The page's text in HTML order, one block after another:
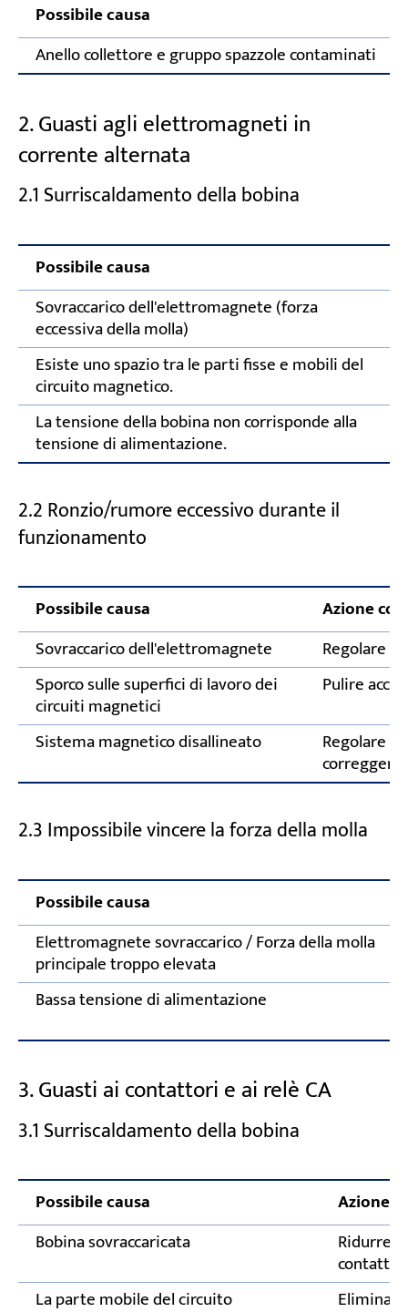
Possibile causa
Anello collettore e gruppo spazzole contaminati
2. Guasti agli elettromagneti in
corrente alternata
2.1 Surriscaldamento della bobina
Possibile causa
Sovraccarico dell'elettromagnete (forza
eccessiva della molla)
Esiste uno spazio tra le parti fisse e mobili del
circuito magnetico.
La tensione della bobina non corrisponde alla
tensione di alimentazione.
2.2 Ronzio/rumore eccessivo durante il
funzionamento
Possibile causa
Azione
Sovraccarico dell'elettromagnete
Regolare
Sporco sulle superfici di lavoro dei
circuiti magnetici
Pulire
Sistema magnetico disallineato Regolare i
2.3 Impossibile vincere la forza della molla
Possibile causa
Elettromagnete sovraccarico / Forza della molla
principale troppo elevata
Bassa tensione di alimentazione
3. Guasti ai contattori e ai relè CA
3.1 Surriscaldamento della bobina
Possibile causa
Azione
Bobina sovraccaricata
Ridurre
contatto
La parte mobile del circuito
Elimina